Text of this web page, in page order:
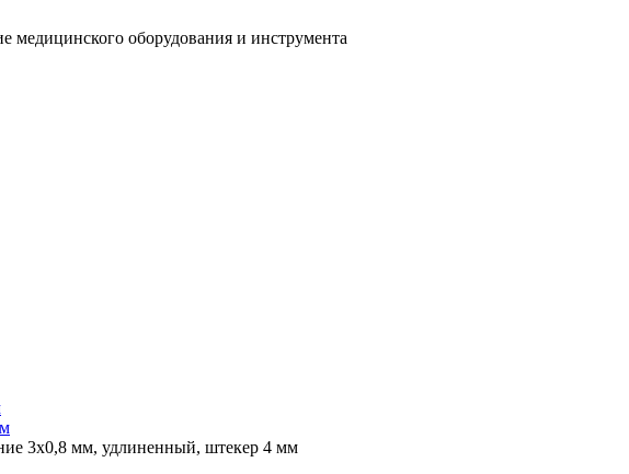
медицинского оборудования и инструмента
3х0,8 мм, удлиненный, штекер 4 мм